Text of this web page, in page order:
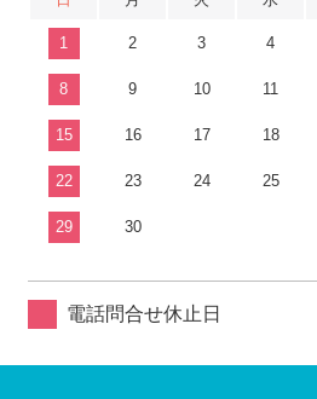
1 2 3 4
8 9 10 11
15 16 17 18
22 23 24 25
29 30
電話問合せ休止日